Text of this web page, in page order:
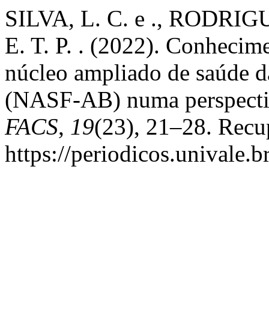
SILVA, L. C. e .,
E. T. P. . (2022).
núcleo ampliado de saúde
(NASF-AB) numa
FACS, 19(23), 21–28.
https://